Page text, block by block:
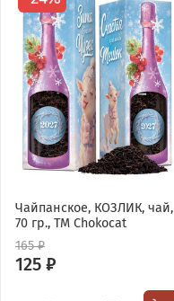
Чайпанское, КОЗЛИК, чай,
70 гр., TM Chokocat
165 ₽
125 ₽